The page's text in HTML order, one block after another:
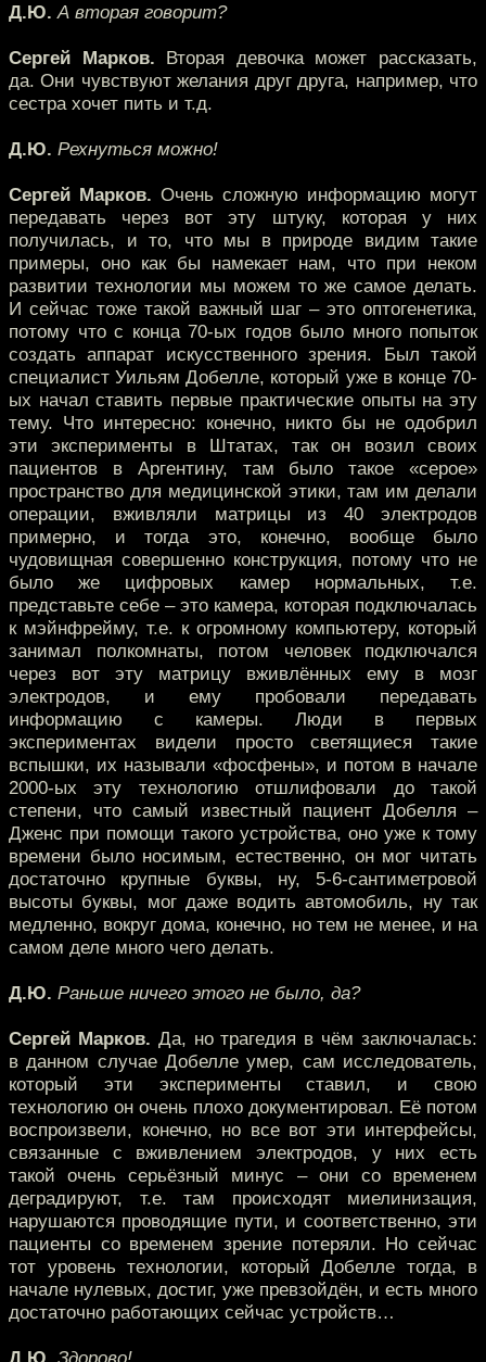
Д.Ю. А вторая говорит?
Сергей Марков. Вторая девочка может рассказать,
да. Они чувствуют желания друг друга, например, что
сестра хочет пить и т.д.
Д.Ю. Рехнуться можно!
Сергей Марков. Очень сложную информацию могут
передавать через вот эту штуку, которая у них
получилась, и то, что мы в природе видим такие
примеры, оно как бы намекает нам, что при неком
развитии технологии мы можем то же самое делать.
И сейчас тоже такой важный шаг – это оптогенетика,
потому что с конца 70-ых годов было много попыток
создать аппарат искусственного зрения. Был такой
специалист Уильям Добелле, который уже в конце 70-
ых начал ставить первые практические опыты на эту
тему. Что интересно: конечно, никто бы не одобрил
эти эксперименты в Штатах, так он возил своих
пациентов в Аргентину, там было такое «серое»
пространство для медицинской этики, там им делали
операции, вживляли матрицы из 40 электродов
примерно, и тогда это, конечно, вообще было
чудовищная совершенно конструкция, потому что не
было же цифровых камер нормальных, т.е.
представьте себе – это камера, которая подключалась
к мэйнфрейму, т.е. к огромному компьютеру, который
занимал полкомнаты, потом человек подключался
через вот эту матрицу вживлённых ему в мозг
электродов, и ему пробовали передавать
информацию с камеры. Люди в первых
экспериментах видели просто светящиеся такие
вспышки, их называли «фосфены», и потом в начале
2000-ых эту технологию отшлифовали до такой
степени, что самый известный пациент Добелля –
Дженс при помощи такого устройства, оно уже к тому
времени было носимым, естественно, он мог читать
достаточно крупные буквы, ну, 5-6-сантиметровой
высоты буквы, мог даже водить автомобиль, ну так
медленно, вокруг дома, конечно, но тем не менее, и на
самом деле много чего делать.
Д.Ю. Раньше ничего этого не было, да?
Сергей Марков. Да, но трагедия в чём заключалась:
в данном случае Добелле умер, сам исследователь,
который эти эксперименты ставил, и свою
технологию он очень плохо документировал. Её потом
воспроизвели, конечно, но все вот эти интерфейсы,
связанные с вживлением электродов, у них есть
такой очень серьёзный минус – они со временем
деградируют, т.е. там происходят миелинизация,
нарушаются проводящие пути, и соответственно, эти
пациенты со временем зрение потеряли. Но сейчас
тот уровень технологии, который Добелле тогда, в
начале нулевых, достиг, уже превзойдён, и есть много
достаточно работающих сейчас устройств…